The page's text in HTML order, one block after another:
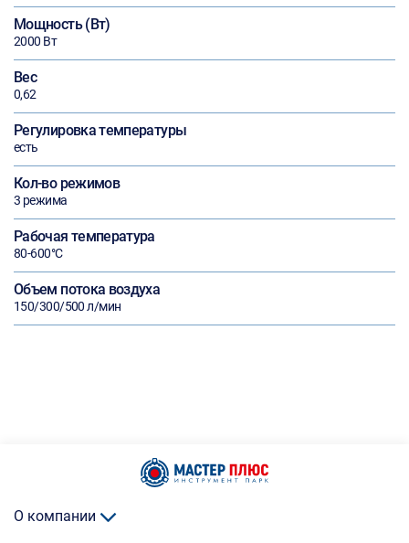
Мощность (Вт)
2000 Вт
Вес
0,62
Регулировка температуры
есть
Кол-во режимов
3 режима
Рабочая температура
80-600°С
Объем потока воздуха
150/300/500 л/мин
О компании